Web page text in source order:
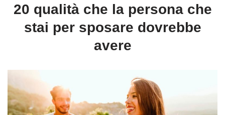
20 qualità che la persona che
stai per sposare dovrebbe
avere